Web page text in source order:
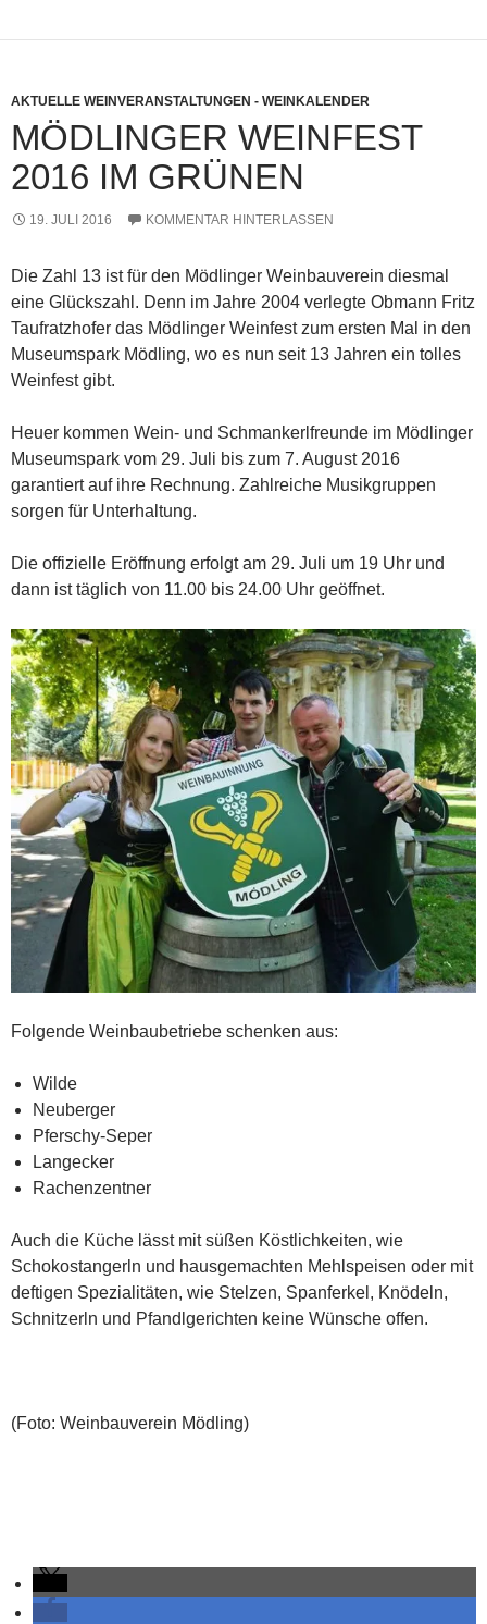
AKTUELLE WEINVERANSTALTUNGEN - WEINKALENDER
MÖDLINGER WEINFEST
2016 IM GRÜNEN
19. JULI 2016 KOMMENTAR HINTERLASSEN
Die Zahl 13 ist für den Mödlinger Weinbauverein diesmal
eine Glückszahl. Denn im Jahre 2004 verlegte Obmann Fritz
Taufratzhofer das Mödlinger Weinfest zum ersten Mal in den
Museumspark Mödling, wo es nun seit 13 Jahren ein tolles
Weinfest gibt.
Heuer kommen Wein- und Schmankerlfreunde im Mödlinger
Museumspark vom 29. Juli bis zum 7. August 2016
garantiert auf ihre Rechnung. Zahlreiche Musikgruppen
sorgen für Unterhaltung.
Die offizielle Eröffnung erfolgt am 29. Juli um 19 Uhr und
dann ist täglich von 11.00 bis 24.00 Uhr geöffnet.
Folgende Weinbaubetriebe schenken aus:
Wilde
Neuberger
Pferschy-Seper
Langecker
Rachenzentner
Auch die Küche lässt mit süßen Köstlichkeiten, wie
Schokostangerln und hausgemachten Mehlspeisen oder mit
deftigen Spezialitäten, wie Stelzen, Spanferkel, Knödeln,
Schnitzerln und Pfandlgerichten keine Wünsche offen.
(Foto: Weinbauverein Mödling)